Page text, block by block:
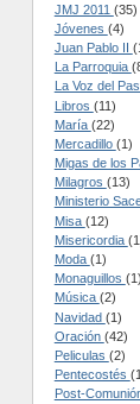
JMJ 2011 (35)
Jóvenes (4)
Juan Pablo II
La Parroquia
La Voz del
Libros (11)
María (22)
Mercadillo (1)
Migas de los
Milagros (13)
Ministerio
Misa (12)
Misericordia
Moda (1)
Monaguillos (1)
Música (2)
Navidad (1)
Oración (42)
Peliculas (2)
Pentecostés
Post-